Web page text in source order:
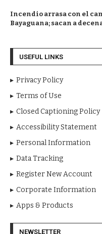
Incendio arrasa con el
Bayaguana; sacan a
USEFUL LINKS
Privacy Policy
Terms of Use
Closed Captioning Policy
Accessibility Statement
Personal Information
Data Tracking
Register New Account
Corporate Information
Apps & Products
NEWSLETTER